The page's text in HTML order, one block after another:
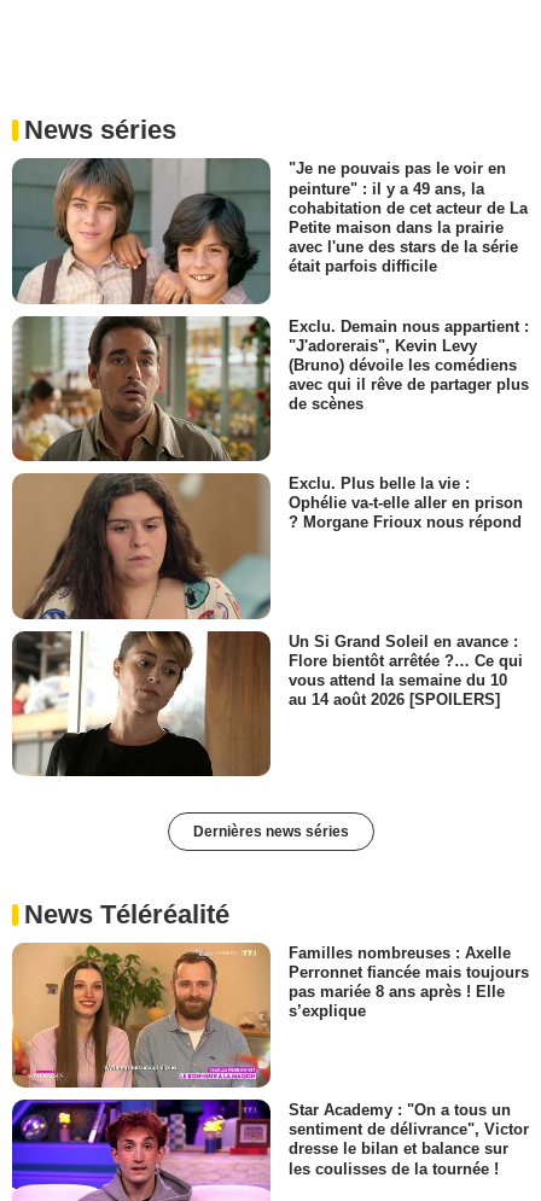
News séries
"Je ne pouvais pas le voir en
peinture" : il y a 49 ans, la
cohabitation de cet acteur de La
Petite maison dans la prairie
avec l'une des stars de la série
était parfois difficile
Exclu. Demain nous appartient :
"J'adorerais", Kevin Levy
(Bruno) dévoile les comédiens
avec qui il rêve de partager plus
de scènes
Exclu. Plus belle la vie :
Ophélie va-t-elle aller en prison
? Morgane Frioux nous répond
Un Si Grand Soleil en avance :
Flore bientôt arrêtée ?… Ce qui
vous attend la semaine du 10
au 14 août 2026 [SPOILERS]
Dernières news séries
News Téléréalité
Familles nombreuses : Axelle
Perronnet fiancée mais toujours
pas mariée 8 ans après ! Elle
s’explique
Star Academy : "On a tous un
sentiment de délivrance", Victor
dresse le bilan et balance sur
les coulisses de la tournée !